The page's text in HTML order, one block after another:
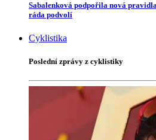
Sabalenková podpořila nová
ráda podvolí
Cyklistika
Poslední zprávy z cyklistiky